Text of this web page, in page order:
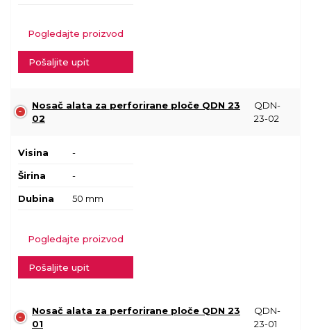
Pogledajte proizvod
Pošaljite upit
Nosač alata za perforirane ploče QDN 23
02
QDN-
23-02
Visina -
Širina -
Dubina 50 mm
Pogledajte proizvod
Pošaljite upit
Nosač alata za perforirane ploče QDN 23
01
QDN-
23-01